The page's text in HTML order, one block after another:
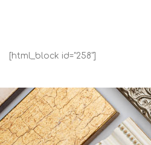
[html_block id="258"]